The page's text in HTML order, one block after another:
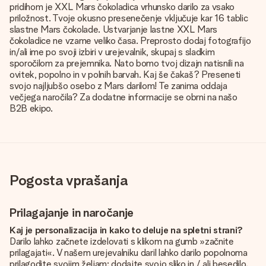
pridihom je XXL Mars čokoladica vrhunsko darilo za vsako
priložnost. Tvoje okusno presenečenje vključuje kar 16 tablic
slastne Mars čokolade. Ustvarjanje lastne XXL Mars
čokoladice ne vzame veliko časa. Preprosto dodaj fotografijo
in/ali ime po svoji izbiri v urejevalnik, skupaj s sladkim
sporočilom za prejemnika. Nato bomo tvoj dizajn natisnili na
ovitek, popolno in v polnih barvah. Kaj še čakaš? Preseneti
svojo najljubšo osebo z Mars darilom! Te zanima oddaja
večjega naročila? Za dodatne informacije se obrni na našo
B2B ekipo.
Pogosta vprašanja
Prilagajanje in naročanje
Kaj je personalizacija in kako to deluje na spletni strani?
Darilo lahko začnete izdelovati s klikom na gumb »začnite
prilagajati«. V našem urejevalniku daril lahko darilo popolnoma